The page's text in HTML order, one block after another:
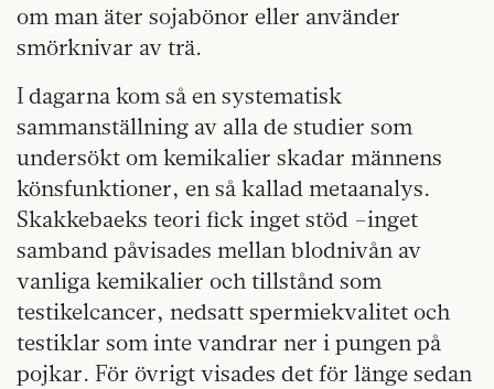
om man äter sojabönor eller använder
smörknivar av trä.
I dagarna kom så en systematisk
sammanställning av alla de studier som
undersökt om kemikalier skadar männens
könsfunktioner, en så kallad metaanalys.
Skakkebaeks teori fick inget stöd –inget
samband påvisades mellan blodnivån av
vanliga kemikalier och tillstånd som
testikelcancer, nedsatt spermiekvalitet och
testiklar som inte vandrar ner i pungen på
pojkar. För övrigt visades det för länge sedan